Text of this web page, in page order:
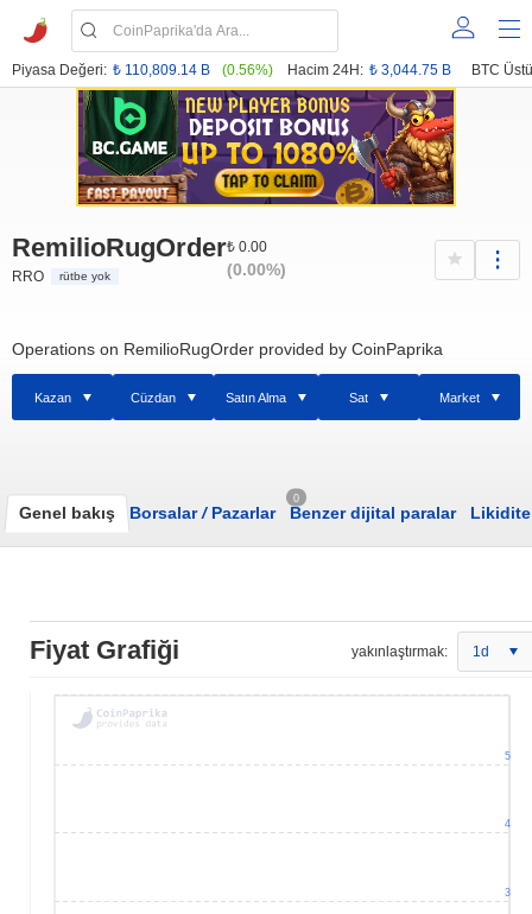
Piyasa Değeri: ₺ 110,809.14 B (0.56%) Hacim 24H: ₺ 3,044.75 B BTC
RemilioRugOrder
RRO rütbe yok
₺ 0.00
(0.00%)
Operations on RemilioRugOrder provided by CoinPaprika
Kazan Cüzdan Satın Alma Sat Market
Genel bakış Borsalar/Pazarlar
0
Benzer dijital paralar Likidite
Fiyat Grafiği yakınlaştırmak: 1d
3
4
5